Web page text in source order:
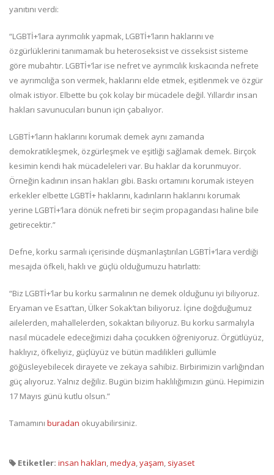
yanıtını verdi:
“LGBTİ+’lara ayrımcılık yapmak, LGBTİ+’ların haklarını ve
özgürlüklerini tanımamak bu heteroseksist ve cisseksist sisteme
göre mubahtır. LGBTİ+’lar ise nefret ve ayrımcılık kıskacında nefrete
ve ayrımcılığa son vermek, haklarını elde etmek, eşitlenmek ve özgür
olmak istiyor. Elbette bu çok kolay bir mücadele değil. Yıllardır insan
hakları savunucuları bunun için çabalıyor.
LGBTİ+’ların haklarını korumak demek aynı zamanda
demokratikleşmek, özgürleşmek ve eşitliği sağlamak demek. Birçok
kesimin kendi hak mücadeleleri var. Bu haklar da korunmuyor.
Örneğin kadının insan hakları gibi. Baskı ortamını korumak isteyen
erkekler elbette LGBTİ+ haklarını, kadınların haklarını korumak
yerine LGBTİ+’lara dönük nefreti bir seçim propagandası haline bile
getirecektir.”
Defne, korku sarmalı içerisinde düşmanlaştırılan LGBTİ+’lara verdiği
mesajda öfkeli, haklı ve güçlü olduğumuzu hatırlattı:
“Biz LGBTİ+’lar bu korku sarmalının ne demek olduğunu iyi biliyoruz.
Eryaman ve Esat’tan, Ülker Sokak’tan biliyoruz. İçine doğduğumuz
ailelerden, mahallelerden, sokaktan biliyoruz. Bu korku sarmalıyla
nasıl mücadele edeceğimizi daha çocukken öğreniyoruz. Örgütlüyüz,
haklıyız, öfkeliyiz, güçlüyüz ve bütün madilikleri gullümle
göğüsleyebilecek dirayete ve zekaya sahibiz. Birbirimizin varlığından
güç alıyoruz. Yalnız değiliz. Bugün bizim haklılığımızın günü. Hepimizin
17 Mayıs günü kutlu olsun.”
Tamamını buradan okuyabilirsiniz.
Etiketler: insan hakları,medya,yaşam, siyaset